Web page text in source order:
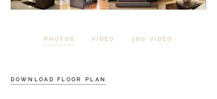
PHOTOS VIDEO 360 VIDEO
DOWNLOAD FLOOR PLAN